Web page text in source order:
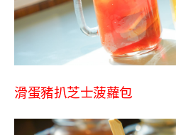
滑蛋豬扒芝士菠蘿包